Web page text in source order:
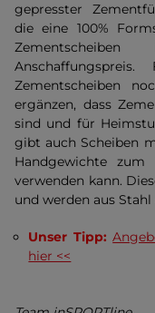
gepresster
die eine 100%
Zementscheiben
ergänzen, dass
sind und für
gibt auch Scheiben
Handgewichte zum
verwenden kann.
und werden aus
Unser Tipp:
hier <<